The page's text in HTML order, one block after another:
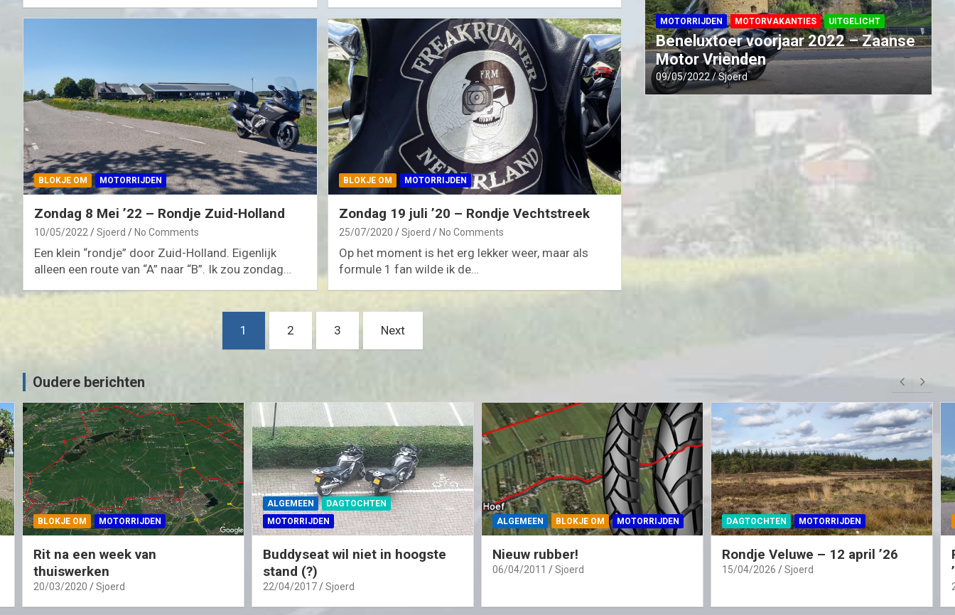
BLOKJE OM MOTORRIJDEN
Zondag 8 Mei ’22 – Rondje Zuid-Holland
10/05/2022 Sjoerd No Comments
Een klein “rondje” door Zuid-Holland. Eigenlijk
alleen een route van “A” naar “B”. Ik zou zondag…
BLOKJE OM MOTORRIJDEN
Zondag 19 juli ’20 – Rondje Vechtstreek
25/07/2020 Sjoerd No Comments
Op het moment is het erg lekker weer, maar als
formule 1 fan wilde ik de…
pagination
1 2 3 Next
02/10/2021
MOTORRIJDEN MOTORVAKANTIES UITGELICHT
Sauerlandtoer herfst ’23 – Zaanse
Motorvrienden
28/09/2023 Sjoerd
MOTORRIJDEN MOTORVAKANTIES UITGELICHT
Beneluxtoer voorjaar 2022 – Zaanse
Motor Vrienden
09/05/2022 Sjoerd
Oudere berichten
BLOKJE OM MOTORRIJDEN
Rit na een week van
thuiswerken
20/03/2020 Sjoerd
ALGEMEEN
DAGTOCHTEN
MOTORRIJDEN
Buddyseat wil niet in hoogste
stand (?)
22/04/2017 Sjoerd
ALGEMEEN BLOKJE OM MOTORRIJDEN
Nieuw rubber!
06/04/2011 Sjoerd
DAGTOCHTEN MOTORRIJDEN
Rondje Veluwe – 12 april ’26
15/04/2026 Sjoerd